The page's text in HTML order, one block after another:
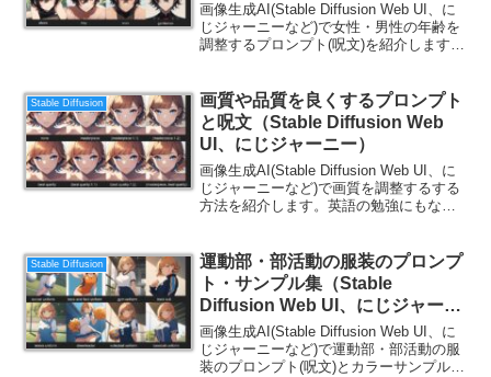
画像生成AI(Stable Diffusion Web UI、に
じジャーニーなど)で女性・男性の年齢を
調整するプロンプト(呪文)を紹介します。
Stable Diffusion
画質や品質を良くするプロンプト
と呪文（Stable Diffusion Web
UI、にじジャーニー）
画像生成AI(Stable Diffusion Web UI、に
じジャーニーなど)で画質を調整するする
方法を紹介します。英語の勉強にもなる
Stable Diffusion
運動部・部活動の服装のプロンプ
ト・サンプル集（Stable
Diffusion Web UI、にじジャーニ
ー）
画像生成AI(Stable Diffusion Web UI、に
じジャーニーなど)で運動部・部活動の服
装のプロンプト(呪文)とカラーサンプルを